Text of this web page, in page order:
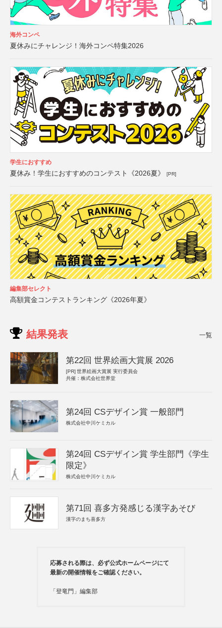
海外コンペ
夏休みにチャレンジ！海外コンペ特集2026
学生におすすめ
夏休み！学生におすすめのコンテスト《2026夏》 [PR]
編集部セレクト
高額賞金コンテストランキング《2026年夏》
結果発表 一覧
第22回 世界絵画大賞展 2026
[PR] 世界絵画大賞展 実行委員会
共催：株式会社世界堂
第24回 CSデザイン賞 一般部門
株式会社中川ケミカル
第24回 CSデザイン賞 学生部門《学生
限定》
株式会社中川ケミカル
第71回 喜多方発感じる漢字あそび
漢字のまち喜多方
応募される際は、必ず公式ホームページにて
最新の開催情報をご確認ください。
「登竜門」編集部